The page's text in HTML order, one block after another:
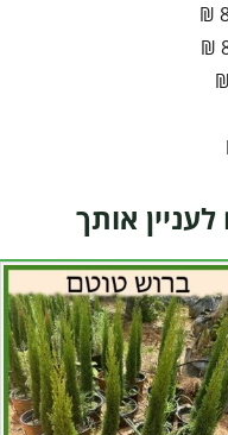
אותך